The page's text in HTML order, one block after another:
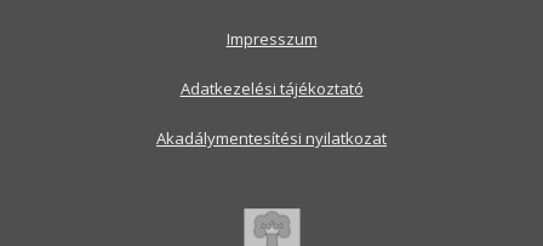
Impresszum
Adatkezelési tájékoztató
Akadálymentesítési nyilatkozat